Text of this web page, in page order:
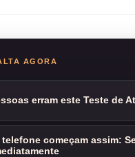
AGORA
erram este Teste de
começam assim: